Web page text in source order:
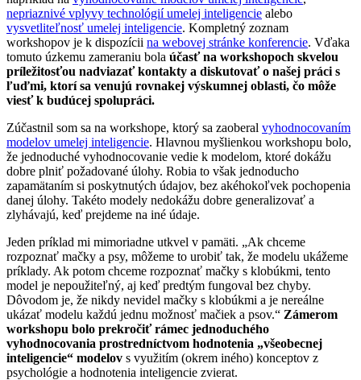
nepriaznivé vplyvy technológií umelej inteligencie alebo
vysvetliteľnosť umelej inteligencie. Kompletný zoznam
workshopov je k dispozícii na webovej stránke konferencie. Vďaka
tomuto úzkemu zameraniu bola účasť na workshopoch skvelou
príležitosťou nadviazať kontakty a diskutovať o našej práci s
ľuďmi, ktorí sa venujú rovnakej výskumnej oblasti, čo môže
viesť k budúcej spolupráci.
Zúčastnil som sa na workshope, ktorý sa zaoberal vyhodnocovaním
modelov umelej inteligencie. Hlavnou myšlienkou workshopu bolo,
že jednoduché vyhodnocovanie vedie k modelom, ktoré dokážu
dobre plniť požadované úlohy. Robia to však jednoducho
zapamätaním si poskytnutých údajov, bez akéhokoľvek pochopenia
danej úlohy. Takéto modely nedokážu dobre generalizovať a
zlyhávajú, keď prejdeme na iné údaje.
Jeden príklad mi mimoriadne utkvel v pamäti. „Ak chceme
rozpoznať mačky a psy, môžeme to urobiť tak, že modelu ukážeme
príklady. Ak potom chceme rozpoznať mačky s klobúkmi, tento
model je nepoužiteľný, aj keď predtým fungoval bez chyby.
Dôvodom je, že nikdy nevidel mačky s klobúkmi a je nereálne
ukázať modelu každú jednu možnosť mačiek a psov.“ Zámerom
workshopu bolo prekročiť rámec jednoduchého
vyhodnocovania prostredníctvom hodnotenia „všeobecnej
inteligencie“ modelov s využitím (okrem iného) konceptov z
psychológie a hodnotenia inteligencie zvierat.